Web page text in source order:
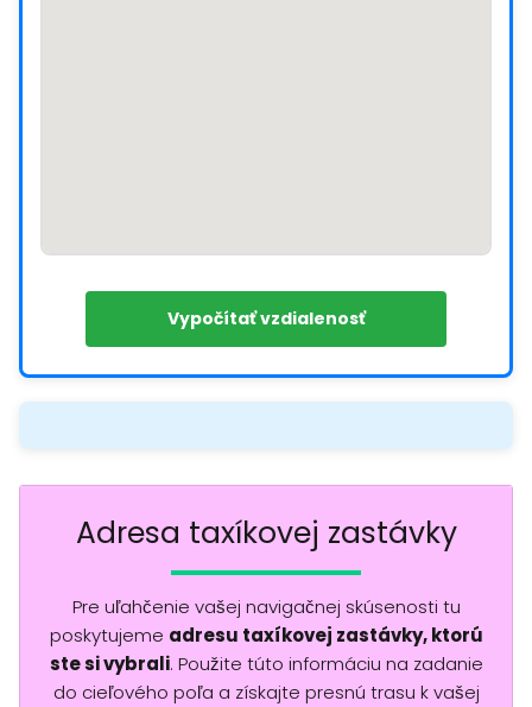
Vypočítať vzdialenosť
Adresa taxíkovej zastávky
Pre uľahčenie vašej navigačnej skúsenosti tu
poskytujeme adresu taxíkovej zastávky, ktorú
ste si vybrali. Použite túto informáciu na zadanie
do cieľového poľa a získajte presnú trasu k vašej